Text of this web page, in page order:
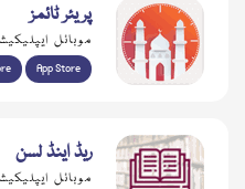
پریئر ٹائمز
موبائل
App Store
ریڈ اینڈ لسن
موبائل